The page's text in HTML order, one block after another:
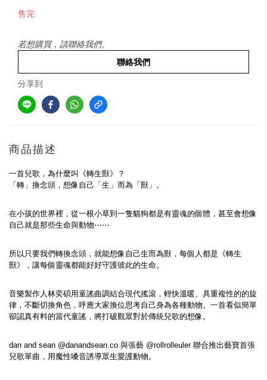
售完
若想購買，請聯絡我們。
聯絡我們
分享到
商品描述
一首兒歌，為什麼叫《轉生獸》？
「轉」換念頭，想像自己「生」而為「獸」。
在小孩的世界裡，從一根小草到一隻貓狗都是有靈魂的個體，甚至會想像
自己就是那些生命與動物⋯⋯
所以只要我們轉換念頭，就能想像自己生而為獸，每個人都是《轉生
獸》，讓每個靈魂都能好好守護彼此的生命。
音樂製作人林奕碩用童謠曲調結合現代搖滾，輕快溫暖、具重複性的的旋
律，不斷切換角色，呼應大家換位思考自己身為各種動物。一首看似簡單
卻認真有料的當代童謠，將打破觀眾對於傳統兒歌的想像。
dan and sean @danandsean.co 與張藝 @rollrolleuler 聯合推出藝寶首張
兒歌單曲，用魔性嗓音誘導眾生愛護動物。